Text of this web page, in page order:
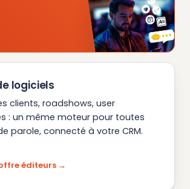
logiciels
clients, roadshows, user
: un même moteur pour toutes
parole, connecté à votre CRM.
éditeurs